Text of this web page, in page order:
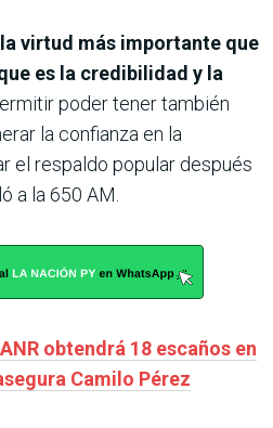
virtud más importante que
es la credibilidad y la
poder tener también
la confianza en la
el respaldo popular después
a la 650 AM.
obtendrá 18 escaños en
Camilo Pérez